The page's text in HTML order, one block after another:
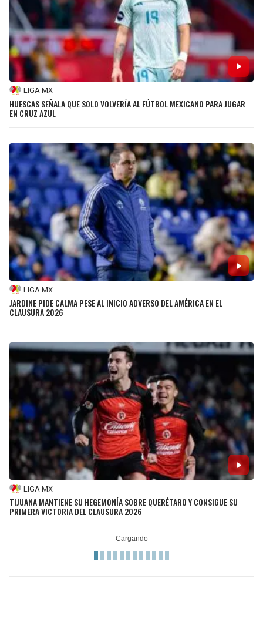
LIGA MX
HUESCAS SEÑALA QUE SOLO VOLVERÍA AL FÚTBOL MEXICANO PARA JUGAR
EN CRUZ AZUL
LIGA MX
JARDINE PIDE CALMA PESE AL INICIO ADVERSO DEL AMÉRICA EN EL
CLAUSURA 2026
LIGA MX
TIJUANA MANTIENE SU HEGEMONÍA SOBRE QUERÉTARO Y CONSIGUE SU
PRIMERA VICTORIA DEL CLAUSURA 2026